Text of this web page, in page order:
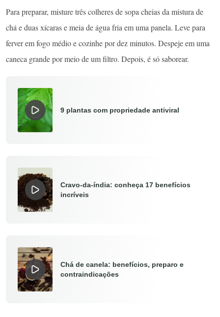
Para preparar, misture três colheres de sopa cheias da mistura de
chá e duas xícaras e meia de água fria em uma panela. Leve para
ferver em fogo médio e cozinhe por dez minutos. Despeje em uma
caneca grande por meio de um filtro. Depois, é só saborear.
9 plantas com propriedade antiviral
Cravo-da-índia: conheça 17 benefícios
incríveis
Chá de canela: benefícios, preparo e
contraindicações